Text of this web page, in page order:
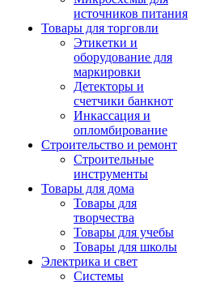
источников питания
Товары для торговли
Этикетки и
оборудование для
маркировки
Детекторы и
счетчики банкнот
Инкассация и
опломбирование
Строительство и ремонт
Строительные
инструменты
Товары для дома
Товары для
творчества
Товары для учебы
Товары для школы
Электрика и свет
Системы